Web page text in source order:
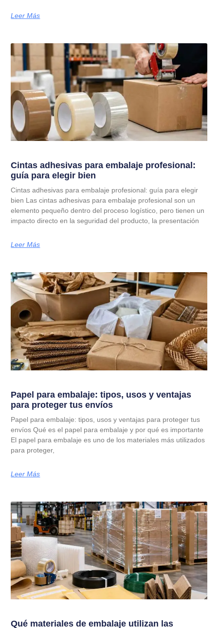
Leer Más
Cintas adhesivas para embalaje profesional:
guía para elegir bien
Cintas adhesivas para embalaje profesional: guía para elegir
bien Las cintas adhesivas para embalaje profesional son un
elemento pequeño dentro del proceso logístico, pero tienen un
impacto directo en la seguridad del producto, la presentación
Leer Más
Papel para embalaje: tipos, usos y ventajas
para proteger tus envíos
Papel para embalaje: tipos, usos y ventajas para proteger tus
envíos Qué es el papel para embalaje y por qué es importante
El papel para embalaje es uno de los materiales más utilizados
para proteger,
Leer Más
Qué materiales de embalaje utilizan las